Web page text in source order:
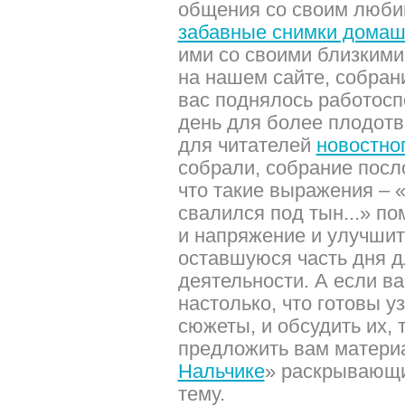
общения со своим
забавные снимки
ими со своими
на нашем сайте,
вас поднялось
день для более
для читателей
собрали, собрание
что такие выражения
свалился под тын...»
и напряжение и
оставшуюся часть дня
деятельности. А если
настолько, что готовы
сюжеты, и обсудить их,
предложить вам
Нальчике»
тему.